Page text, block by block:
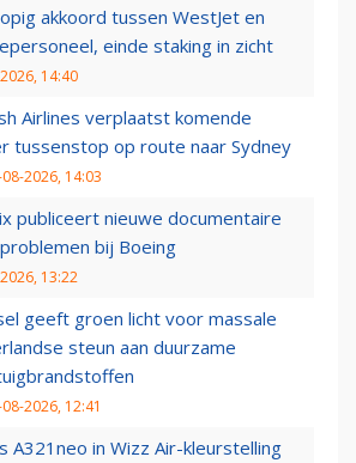
akkoord tussen WestJet en
einde staking in zicht
14:40
Airlines verplaatst komende
tussenstop op route naar Sydney
2026, 14:03
publiceert nieuwe documentaire
bij Boeing
13:22
geeft groen licht voor massale
steun aan duurzame
2026, 12:41
A321neo in Wizz Air-kleurstelling